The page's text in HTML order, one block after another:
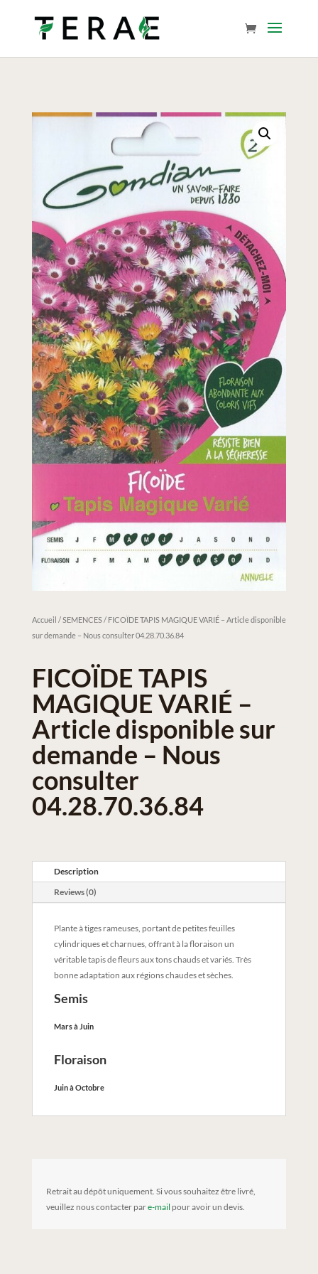
Accueil /SEMENCES/ FICOÏDE TAPIS MAGIQUE VARIÉ – Article disponible
sur demande – Nous consulter 04.28.70.36.84
FICOÏDE TAPIS
MAGIQUE VARIÉ –
Article disponible sur
demande – Nous
consulter
04.28.70.36.84
Description
Reviews (0)
Plante à tiges rameuses, portant de petites feuilles
cylindriques et charnues, offrant à la floraison un
véritable tapis de fleurs aux tons chauds et variés. Très
bonne adaptation aux régions chaudes et sèches.
Semis
Mars à Juin
Floraison
Juin à Octobre
Retrait au dépôt uniquement. Si vous souhaitez être livré,
veuillez nous contacter pare-mail pour avoir un devis.